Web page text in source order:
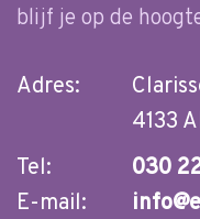
blijf je op de
Adres:
4133
Tel:
030
E-mail: